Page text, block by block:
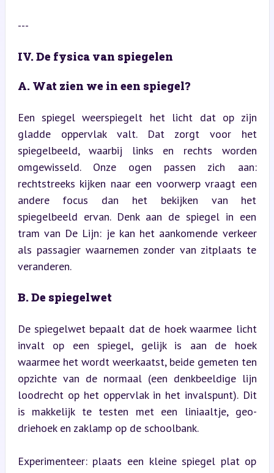
---
IV. De fysica van spiegelen
A. Wat zien we in een spiegel?
Een spiegel weerspiegelt het licht dat op zijn
gladde oppervlak valt. Dat zorgt voor het
spiegelbeeld, waarbij links en rechts worden
omgewisseld. Onze ogen passen zich aan:
rechtstreeks kijken naar een voorwerp vraagt een
andere focus dan het bekijken van het
spiegelbeeld ervan. Denk aan de spiegel in een
tram van De Lijn: je kan het aankomende verkeer
als passagier waarnemen zonder van zitplaats te
veranderen.
B. De spiegelwet
De spiegelwet bepaalt dat de hoek waarmee licht
invalt op een spiegel, gelijk is aan de hoek
waarmee het wordt weerkaatst, beide gemeten ten
opzichte van de normaal (een denkbeeldige lijn
loodrecht op het oppervlak in het invalspunt). Dit
is makkelijk te testen met een liniaaltje, geo-
driehoek en zaklamp op de schoolbank.
Experimenteer: plaats een kleine spiegel plat op